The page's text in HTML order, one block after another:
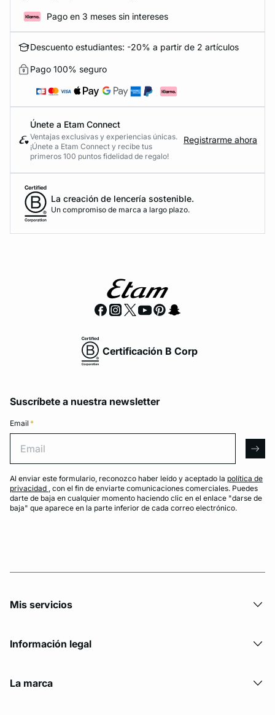
Pago en 3 meses sin intereses
Descuento estudiantes: -20% a partir de 2 artículos
Pago 100% seguro
Únete a Etam Connect
Ventajas exclusivas y experiencias únicas.
¡Únete a Etam Connect y recibe tus
primeros 100 puntos fidelidad de regalo!
Registrarme ahora
La creación de lencería sostenible.
Un compromiso de marca a largo plazo.
Certificación B Corp
Suscríbete a nuestra newsletter
Email *
Al enviar este formulario, reconozco haber leído y aceptado la política de
privacidad , con el fin de enviarte comunicaciones comerciales. Puedes
darte de baja en cualquier momento haciendo clic en el enlace "darse de
baja" que aparece en la parte inferior de cada correo electrónico.
Mis servicios
Información legal
La marca